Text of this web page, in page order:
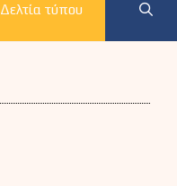
τύπου